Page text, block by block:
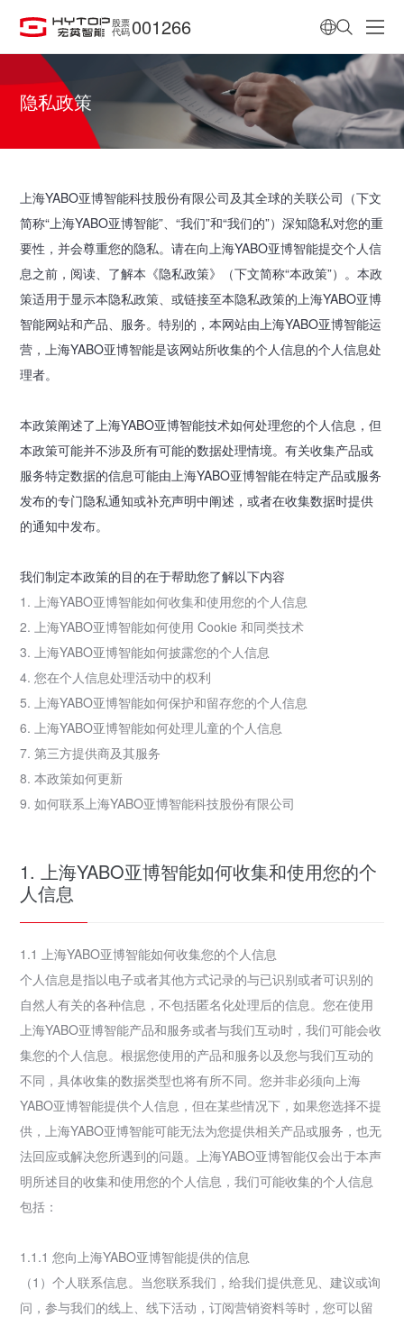
股票
代码 001266
隐私政策
上海YABO亚博智能科技股份有限公司及其全球的关联公司（下文
简称“上海YABO亚博智能”、“我们”和“我们的”）深知隐私对您的重
要性，并会尊重您的隐私。请在向上海YABO亚博智能提交个人信
息之前，阅读、了解本《隐私政策》（下文简称“本政策”）。本政
策适用于显示本隐私政策、或链接至本隐私政策的上海YABO亚博
智能网站和产品、服务。特别的，本网站由上海YABO亚博智能运
营，上海YABO亚博智能是该网站所收集的个人信息的个人信息处
理者。
本政策阐述了上海YABO亚博智能技术如何处理您的个人信息，但
本政策可能并不涉及所有可能的数据处理情境。有关收集产品或
服务特定数据的信息可能由上海YABO亚博智能在特定产品或服务
发布的专门隐私通知或补充声明中阐述，或者在收集数据时提供
的通知中发布。
我们制定本政策的目的在于帮助您了解以下内容
1. 上海YABO亚博智能如何收集和使用您的个人信息
2. 上海YABO亚博智能如何使用 Cookie 和同类技术
3. 上海YABO亚博智能如何披露您的个人信息
4. 您在个人信息处理活动中的权利
5. 上海YABO亚博智能如何保护和留存您的个人信息
6. 上海YABO亚博智能如何处理儿童的个人信息
7. 第三方提供商及其服务
8. 本政策如何更新
9. 如何联系上海YABO亚博智能科技股份有限公司
1. 上海YABO亚博智能如何收集和使用您的个
人信息
1.1 上海YABO亚博智能如何收集您的个人信息
个人信息是指以电子或者其他方式记录的与已识别或者可识别的
自然人有关的各种信息，不包括匿名化处理后的信息。您在使用
上海YABO亚博智能产品和服务或者与我们互动时，我们可能会收
集您的个人信息。根据您使用的产品和服务以及您与我们互动的
不同，具体收集的数据类型也将有所不同。您并非必须向上海
YABO亚博智能提供个人信息，但在某些情况下，如果您选择不提
供，上海YABO亚博智能可能无法为您提供相关产品或服务，也无
法回应或解决您所遇到的问题。上海YABO亚博智能仅会出于本声
明所述目的收集和使用您的个人信息，我们可能收集的个人信息
包括：
1.1.1 您向上海YABO亚博智能提供的信息
（1）个人联系信息。当您联系我们，给我们提供意见、建议或询
问，参与我们的线上、线下活动，订阅营销资料等时，您可以留